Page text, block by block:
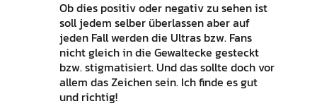
Ob dies positiv oder negativ zu sehen ist
soll jedem selber überlassen aber auf
jeden Fall werden die Ultras bzw. Fans
nicht gleich in die Gewaltecke gesteckt
bzw. stigmatisiert. Und das sollte doch vor
allem das Zeichen sein. Ich finde es gut
und richtig!